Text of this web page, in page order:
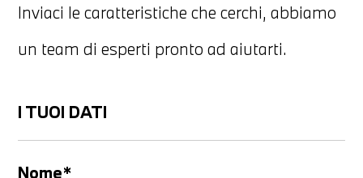
Inviaci le caratteristiche che cerchi, abbiamo
un team di esperti pronto ad aiutarti.
I TUOI DATI
Nome*